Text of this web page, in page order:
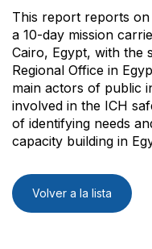
This report reports
a 10-day mission
Cairo, Egypt, with the
Regional Office in
main actors of public
involved in the ICH
of identifying needs
capacity building in
Volver a la lista